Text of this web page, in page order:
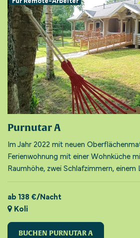
Purnutar A
Im Jahr 2022 mit neuen
Ferienwohnung mit einer Wohnküche
Raumhöhe, zwei Schlafzimmern, einem
ab 138 €/Nacht
Koli
BUCHEN PURNUTAR A